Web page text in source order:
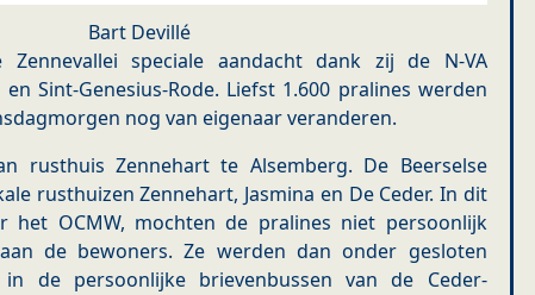
Bart Devillé
speciale aandacht dank zij de N-VA
Sint-Genesius-Rode. Liefst 1.600 pralines werden
nog van eigenaar veranderen.
rusthuis Zennehart te Alsemberg. De Beerselse
rusthuizen Zennehart, Jasmina en De Ceder. In dit
het OCMW, mochten de pralines niet persoonlijk
de bewoners. Ze werden dan onder gesloten
in de persoonlijke brievenbussen van de Ceder-